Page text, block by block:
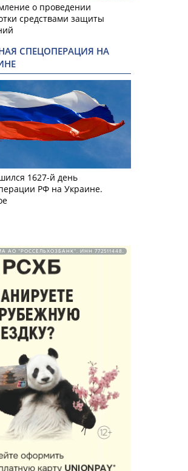
о проведении
средствами защиты
СПЕЦОПЕРАЦИЯ НА
1627-й день
РФ на Украине.
АО "РОССЕЛЬХОЗБАНК". ИНН 772511448.